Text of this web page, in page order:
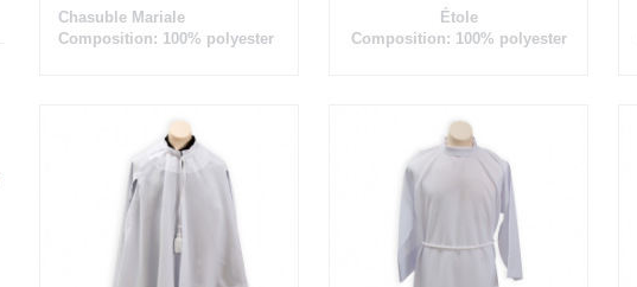
Chasuble Mariale
Composition: 100% polyester
Étole
Composition: 100% polyester